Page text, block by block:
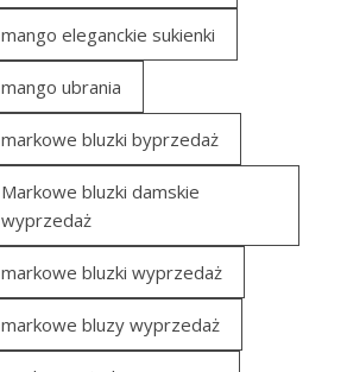
mango eleganckie sukienki
mango ubrania
markowe bluzki byprzedaż
Markowe bluzki damskie
wyprzedaż
markowe bluzki wyprzedaż
markowe bluzy wyprzedaż